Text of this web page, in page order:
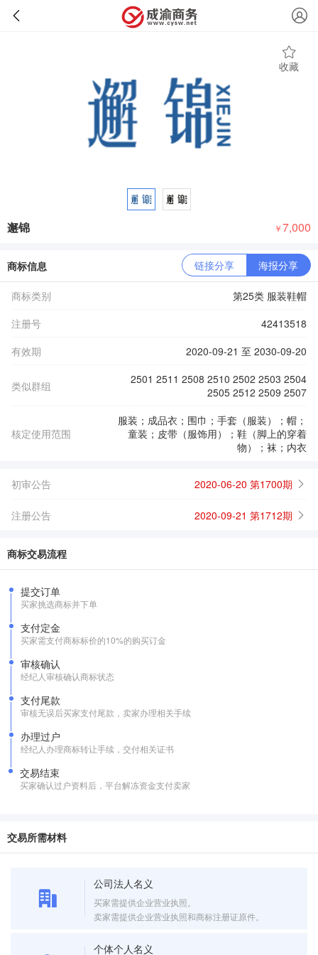
收藏
邂锦 ￥7,000
商标信息 链接分享 海报分享
商标类别
第25类 服装鞋帽
注册号
42413518
有效期
2020-09-21 至 2030-09-20
类似群组
2501 2511 2508 2510 2502 2503 2504
2505 2512 2509 2507
核定使用范围
服装；成品衣；围巾；手套（服装）；帽；
童装；皮带（服饰用）；鞋（脚上的穿着
物）；袜；内衣
初审公告 2020-06-20 第1700期
注册公告 2020-09-21 第1712期
商标交易流程
提交订单
买家挑选商标并下单
支付定金
买家需支付商标标价的10%的购买订金
审核确认
经纪人审核确认商标状态
支付尾款
审核无误后买家支付尾款，卖家办理相关手续
办理过户
经纪人办理商标转让手续，交付相关证书
交易结束
买家确认过户资料后，平台解冻资金支付卖家
交易所需材料
公司法人名义
买家需提供企业营业执照。
卖家需提供企业营业执照和商标注册证原件。
个体个人名义